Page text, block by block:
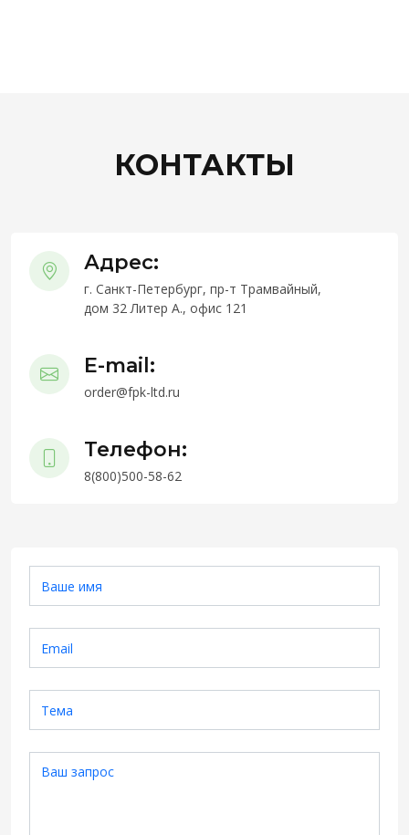
КОНТАКТЫ
Адрес:
г. Санкт-Петербург, пр-т Трамвайный,
дом 32 Литер А., офис 121
E-mail:
order@fpk-ltd.ru
Телефон:
8(800)500-58-62